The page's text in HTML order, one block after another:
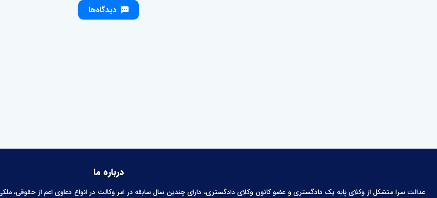
دیدگاه‌ها
درباره ما
عدالت سرا متشکل از وکلای پایه یک دادگستری و عضو کانون وکلای دادگستری، دارای چندین سال سابقه در امر وکالت در انواع دعاوی اعم از حقوقی،